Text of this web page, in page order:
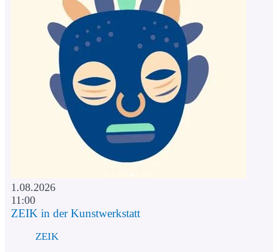
1.08.2026
11:00
ZEIK in der Kunstwerkstatt
ZEIK